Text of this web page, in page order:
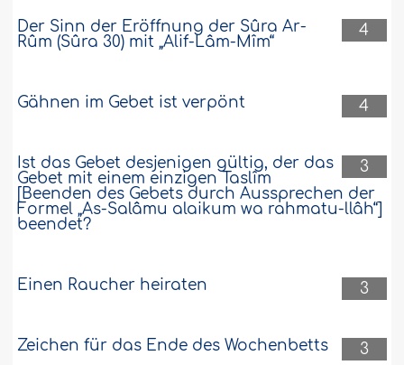
4
Der Sinn der Eröffnung der Sûra Ar-
Rûm (Sûra 30) mit „Alif-Lâm-Mîm“
4
Gähnen im Gebet ist verpönt
3
Ist das Gebet desjenigen gültig, der das
Gebet mit einem einzigen Taslîm
[Beenden des Gebets durch Aussprechen der
Formel „As-Salâmu alaikum wa rahmatu-llâh“]
beendet?
3
Einen Raucher heiraten
3
Zeichen für das Ende des Wochenbetts